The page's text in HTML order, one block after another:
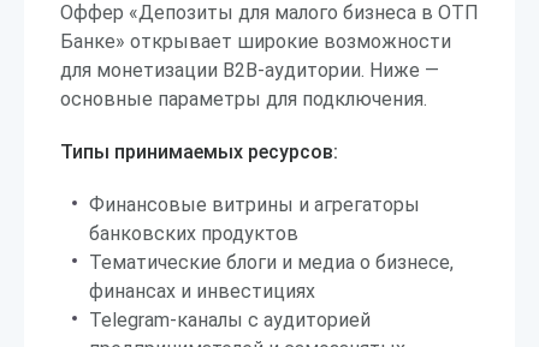
Оффер «Депозиты для малого бизнеса в ОТП
Банке» открывает широкие возможности
для монетизации B2B-аудитории. Ниже —
основные параметры для подключения.
Типы принимаемых ресурсов:
Финансовые витрины и агрегаторы
банковских продуктов
Тематические блоги и медиа о бизнесе,
финансах и инвестициях
Telegram-каналы с аудиторией